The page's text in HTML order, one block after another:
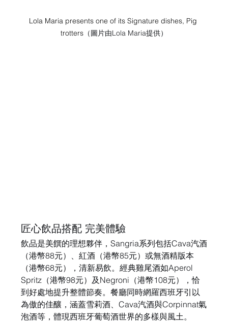
Lola Maria presents one of its Signature dishes, Pig
trotters （圖片由Lola Maria提供）
匠心飲品搭配 完美體驗
飲品是美饌的理想夥伴，Sangria系列包括Cava汽酒
（港幣88元）、紅酒（港幣85元）或無酒精版本
（港幣68元），清新易飲。經典雞尾酒如Aperol
Spritz（港幣98元）及Negroni（港幣108元），恰
到好處地提升整體節奏。餐廳同時網羅西班牙引以
為傲的佳釀，涵蓋雪莉酒、Cava汽酒與Corpinnat氣
泡酒等，體現西班牙葡萄酒世界的多樣與風土。